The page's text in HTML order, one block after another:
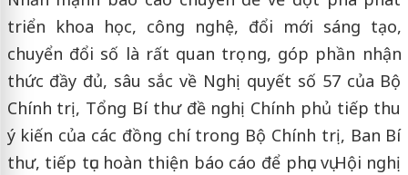
triển khoa học, công nghệ, đổi mới sáng tạo,
chuyển đổi số là rất quan trọng, góp phần nhận
thức đầy đủ, sâu sắc về Nghị quyết số 57 của Bộ
Chính trị, Tổng Bí thư đề nghị Chính phủ tiếp thu
ý kiến của các đồng chí trong Bộ Chính trị, Ban Bí
thư, tiếp tục hoàn thiện báo cáo để phục vụ Hội nghị